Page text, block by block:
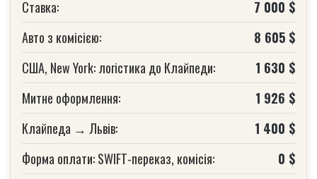
Ставка:
7 000 $
Авто з комісією:
8 605 $
США, New York: логістика до Клайпеди:
1 630 $
Митне оформлення:
1 926 $
Клайпеда → Львів:
1 400 $
Форма оплати: SWIFT-переказ, комісія:
0 $